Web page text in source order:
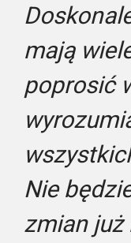
mają
poprosić
Nie
zmian już